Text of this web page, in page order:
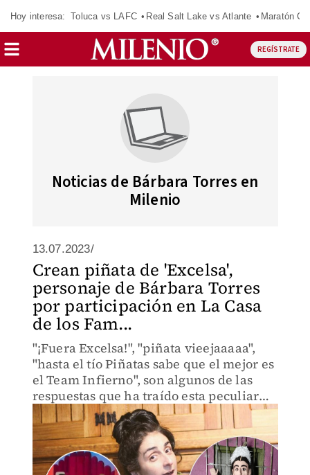
Hoy interesa: Toluca vs LAFC Real Salt Lake vs Atlante Maratón
REGÍSTRATE
Noticias de Bárbara Torres en
Milenio
13.07.2023/
Crean piñata de 'Excelsa',
personaje de Bárbara Torres
por participación en La Casa
de los Fam...
"¡Fuera Excelsa!", "piñata vieejaaaaa",
"hasta el tío Piñatas sabe que el mejor es
el Team Infierno", son algunos de las
respuestas que ha traído esta peculiar
creación.